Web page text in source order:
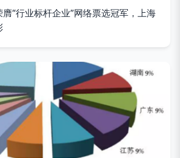
“行业标杆企业”网络票选冠军，上海